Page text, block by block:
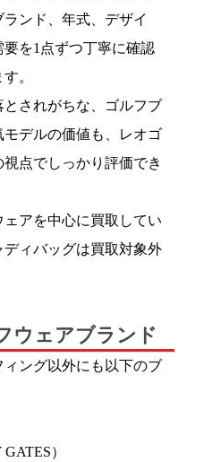
ンド、年式、デザイ
を1点ずつ丁寧に確認
。
されがちな、ゴルフブ
デルの価値も、レオゴ
点でしっかり評価でき
アを中心に買取してい
ィバッグは買取対象外
ウェアブランド
ング以外にも以下のブ
）